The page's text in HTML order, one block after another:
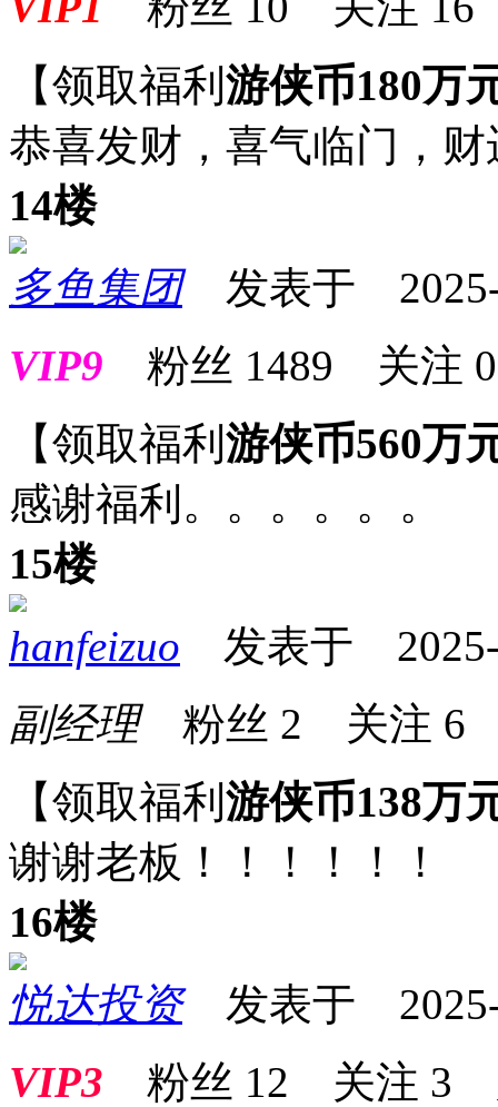
【领取福利 游侠币180万
恭喜发财，喜气临门，
14楼
多鱼集团发表于 2025-
VIP9 粉丝 1489 关注 0
【领取福利 游侠币560万
感谢福利。。。。。。
15楼
hanfeizuo 发表于 2025-
副经理粉丝 2 关注 6
【领取福利 游侠币138万
谢谢老板！！！！！！
16楼
悦达投资发表于 2025-
VIP3 粉丝 12 关注 3